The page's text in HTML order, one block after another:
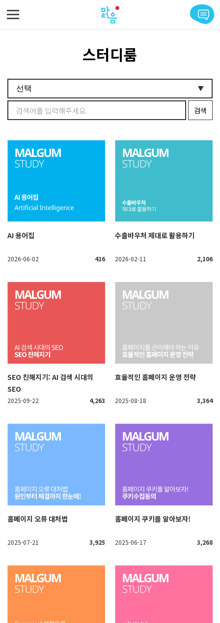
스터디룸
AI 용어집
2026-06-02 416
수출바우처 제대로 활용하기
2026-02-11 2,106
SEO 친해지기: AI 검색 시대의
SEO
2025-09-22 4,263
효율적인 홈페이지 운영 전략
2025-08-18 3,364
홈페이지 오류 대처법
2025-07-21 3,925
홈페이지 쿠키를 알아보자!
2025-06-17 3,268